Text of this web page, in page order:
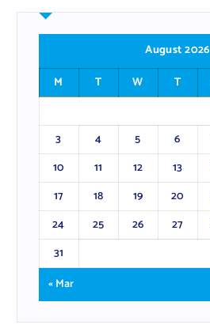
August 2026
M
T W T
3
4 5 6
10
11 12 13
17
18 19 20
24
25 26 27
31
« Mar